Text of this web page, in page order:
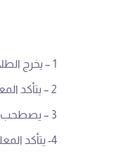
1 – يخرج الطلاب من الفصل بهدوء ونظام وبأقصى سرعة عند سماع جرس الإنذار.
2 – يتأكد المعلم من عدم وجود أي طالب داخل الفصل ويغلق باب الفصل بنفسه .
3 – يصطحب المعلم طلابه في نظام وبهدوء إلى نقطة التجمع عند الإخلاء ويقف حسب موقع الفصل في طابور الصباح
4- يتأكد المعلم من حضور جميع الطلاب وعدم تغيب أي طالب حسب حصر الغياب